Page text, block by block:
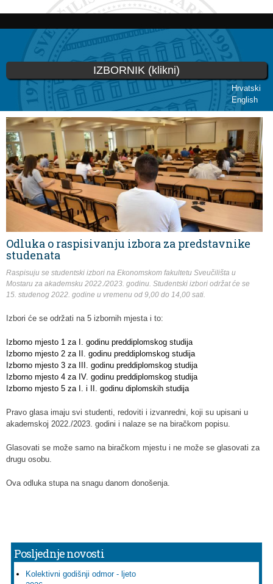
Skip to
content
Hrvatski
English
IZBORNIK (klikni)
You are here
Odluka o raspisivanju izbora za predstavnike
studenata
Raspisuju se studentski izbori na Ekonomskom fakultetu Sveučilišta u
Mostaru za akademsku 2022./2023. godinu. Studentski izbori održat će se
15. studenog 2022. godine u vremenu od 9,00 do 14,00 sati.
Izbori će se održati na 5 izbornih mjesta i to:
Izborno mjesto 1 za I. godinu preddiplomskog studija
Izborno mjesto 2 za II. godinu preddiplomskog studija
Izborno mjesto 3 za III. godinu preddiplomskog studija
Izborno mjesto 4 za IV. godinu preddiplomskog studija
Izborno mjesto 5 za I. i II. godinu diplomskih studija
Pravo glasa imaju svi studenti, redoviti i izvanredni, koji su upisani u
akademskoj 2022./2023. godini i nalaze se na biračkom popisu.
Glasovati se može samo na biračkom mjestu i ne može se glasovati za
drugu osobu.
Ova odluka stupa na snagu danom donošenja.
Posljednje novosti
Kolektivni godišnji odmor - ljeto